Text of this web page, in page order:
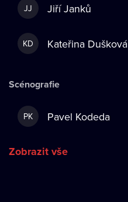
JJ Jiří Janků
KD Kateřina Dušková
Scénografie
PK Pavel Kodeda
Zobrazit vše